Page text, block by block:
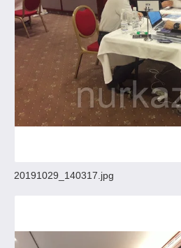
20191029_140317.jpg